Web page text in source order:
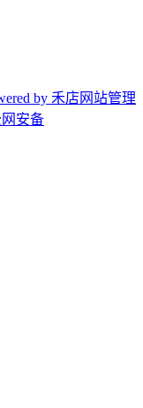
by 禾店网站管理
安备